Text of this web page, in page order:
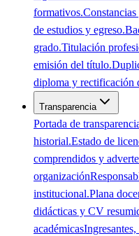
formativos.
de estudios y egreso.
grado.Titulación
emisión del título.
diploma y rectificación
Transparencia
Portada de
historial.Estado de
comprendidos y
organización
institucional.Plana
didácticas y CV
académicas